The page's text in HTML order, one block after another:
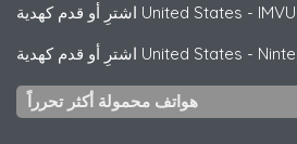
اشترِ أو قدم كهدية United States - IMVU
اشترِ أو قدم كهدية United States -
هواتف محمولة أكثر تحرراً